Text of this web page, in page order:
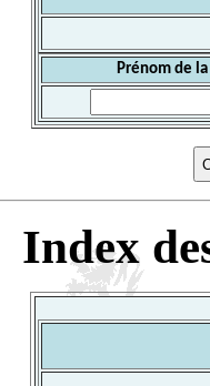
Prénom de
Index